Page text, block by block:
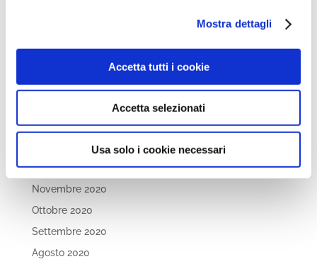
Mostra dettagli
Accetta tutti i cookie
Accetta selezionati
Usa solo i cookie necessari
Maggio 2021
Marzo 2021
Febbraio 2021
Gennaio 2021
Novembre 2020
Ottobre 2020
Settembre 2020
Agosto 2020